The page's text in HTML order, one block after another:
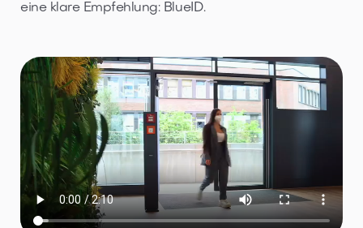
eine klare Empfehlung: BlueID.